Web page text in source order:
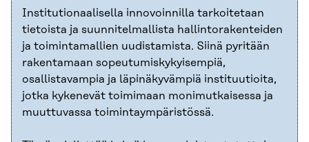
Institutionaalisella innovoinnilla tarkoitetaan
tietoista ja suunnitelmallista hallintorakenteiden
ja toimintamallien uudistamista. Siinä pyritään
rakentamaan sopeutumiskykyisempiä,
osallistavampia ja läpinäkyvämpiä instituutioita,
jotka kykenevät toimimaan monimutkaisessa ja
muuttuvassa toimintaympäristössä.